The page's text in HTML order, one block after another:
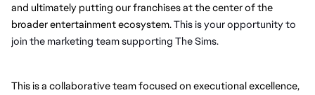
and ultimately putting our franchises at the center of the
broader entertainment ecosystem. This is your opportunity to
join the marketing team supporting The Sims.
This is a collaborative team focused on executional excellence,